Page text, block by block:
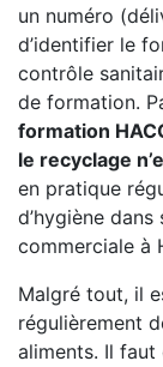
un numéro
d’identifier le
contrôle
de formation.
formation
le recyclage
en pratique
d’hygiène
commerciale à
Malgré tout, il
régulièrement
aliments. Il faut